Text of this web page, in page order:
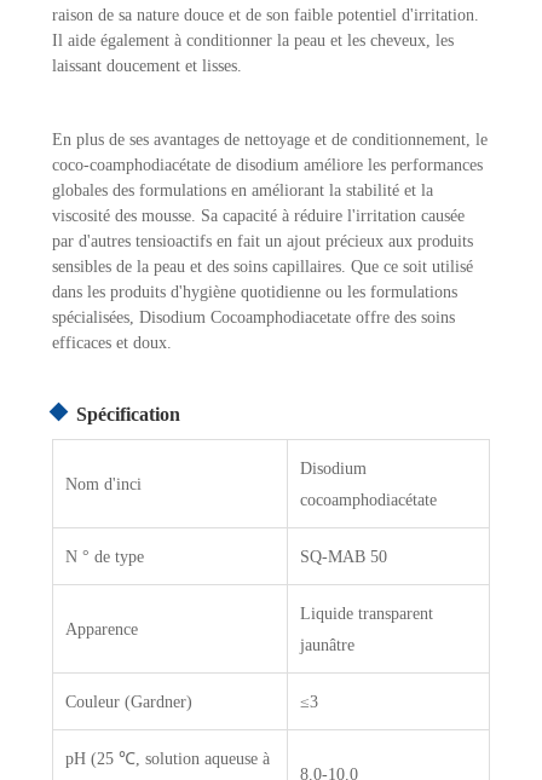
raison de sa nature douce et de son faible potentiel d'irritation.
Il aide également à conditionner la peau et les cheveux, les
laissant doucement et lisses.
En plus de ses avantages de nettoyage et de conditionnement, le
coco-coamphodiacétate de disodium améliore les performances
globales des formulations en améliorant la stabilité et la
viscosité des mousse. Sa capacité à réduire l'irritation causée
par d'autres tensioactifs en fait un ajout précieux aux produits
sensibles de la peau et des soins capillaires. Que ce soit utilisé
dans les produits d'hygiène quotidienne ou les formulations
spécialisées, Disodium Cocoamphodiacetate offre des soins
efficaces et doux.
Spécification
Nom d'inci
Disodium
cocoamphodiacétate
N ° de type SQ-MAB 50
Apparence
Liquide transparent
jaunâtre
Couleur (Gardner) ≤3
pH (25 ℃, solution aqueuse à
8.0-10.0